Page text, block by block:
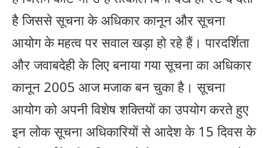
है जिससे सूचना के अधिकार कानून और सूचना
आयोग के महत्व पर सवाल खड़ा हो रहे हैं। पारदर्शिता
और जवाबदेही के लिए बनाया गया सूचना का अधिकार
कानून 2005 आज मजाक बन चुका है। सूचना
आयोग को अपनी विशेष शक्तियों का उपयोग करते हुए
इन लोक सूचना अधिकारियों से आदेश के 15 दिवस के